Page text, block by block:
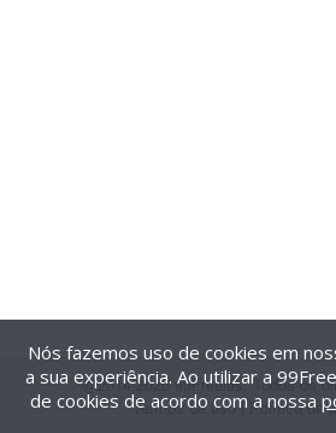
@2014-2026 99Freelas. Todos os
Termos de uso| Política de
Nós fazemos uso de cookies em
a sua experiência. Ao utilizar a
de cookies de acordo com a nossa